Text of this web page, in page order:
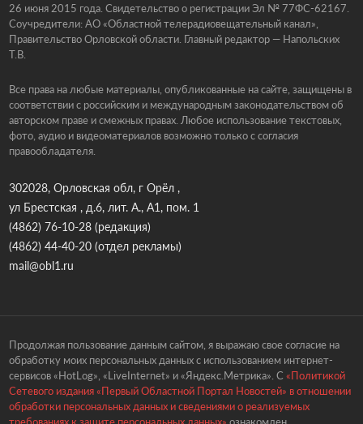
26 июня 2015 года. Свидетельство о регистрации Эл № 77ФС-62167.
Соучредители: АО «Областной телерадиовещательный канал»,
Правительство Орловской области. Главный редактор — Напольских
Т.В.
Все права на любые материалы, опубликованные на сайте, защищены в
соответствии с российским и международным законодательством об
авторском праве и смежных правах. Любое использование текстовых,
фото, аудио и видеоматериалов возможно только с согласия
правообладателя.
302028, Орловская обл, г Орёл ,
ул Брестская , д.6, лит. А., А1, пом. 1
(4862) 76-10-28(редакция)
(4862) 44-40-20(отдел рекламы)
mail@obl1.ru
Продолжая пользование данным сайтом, я выражаю свое согласие на
обработку моих персональных данных с использованием интернет-
сервисов «HotLog», «LiveInternet» и «Яндекс.Метрика». С «Политикой
Сетевого издания «Первый Областной Портал Новостей» в отношении
обработки персональных данных и сведениями о реализуемых
требованиях к защите персональных данных» ознакомлен.